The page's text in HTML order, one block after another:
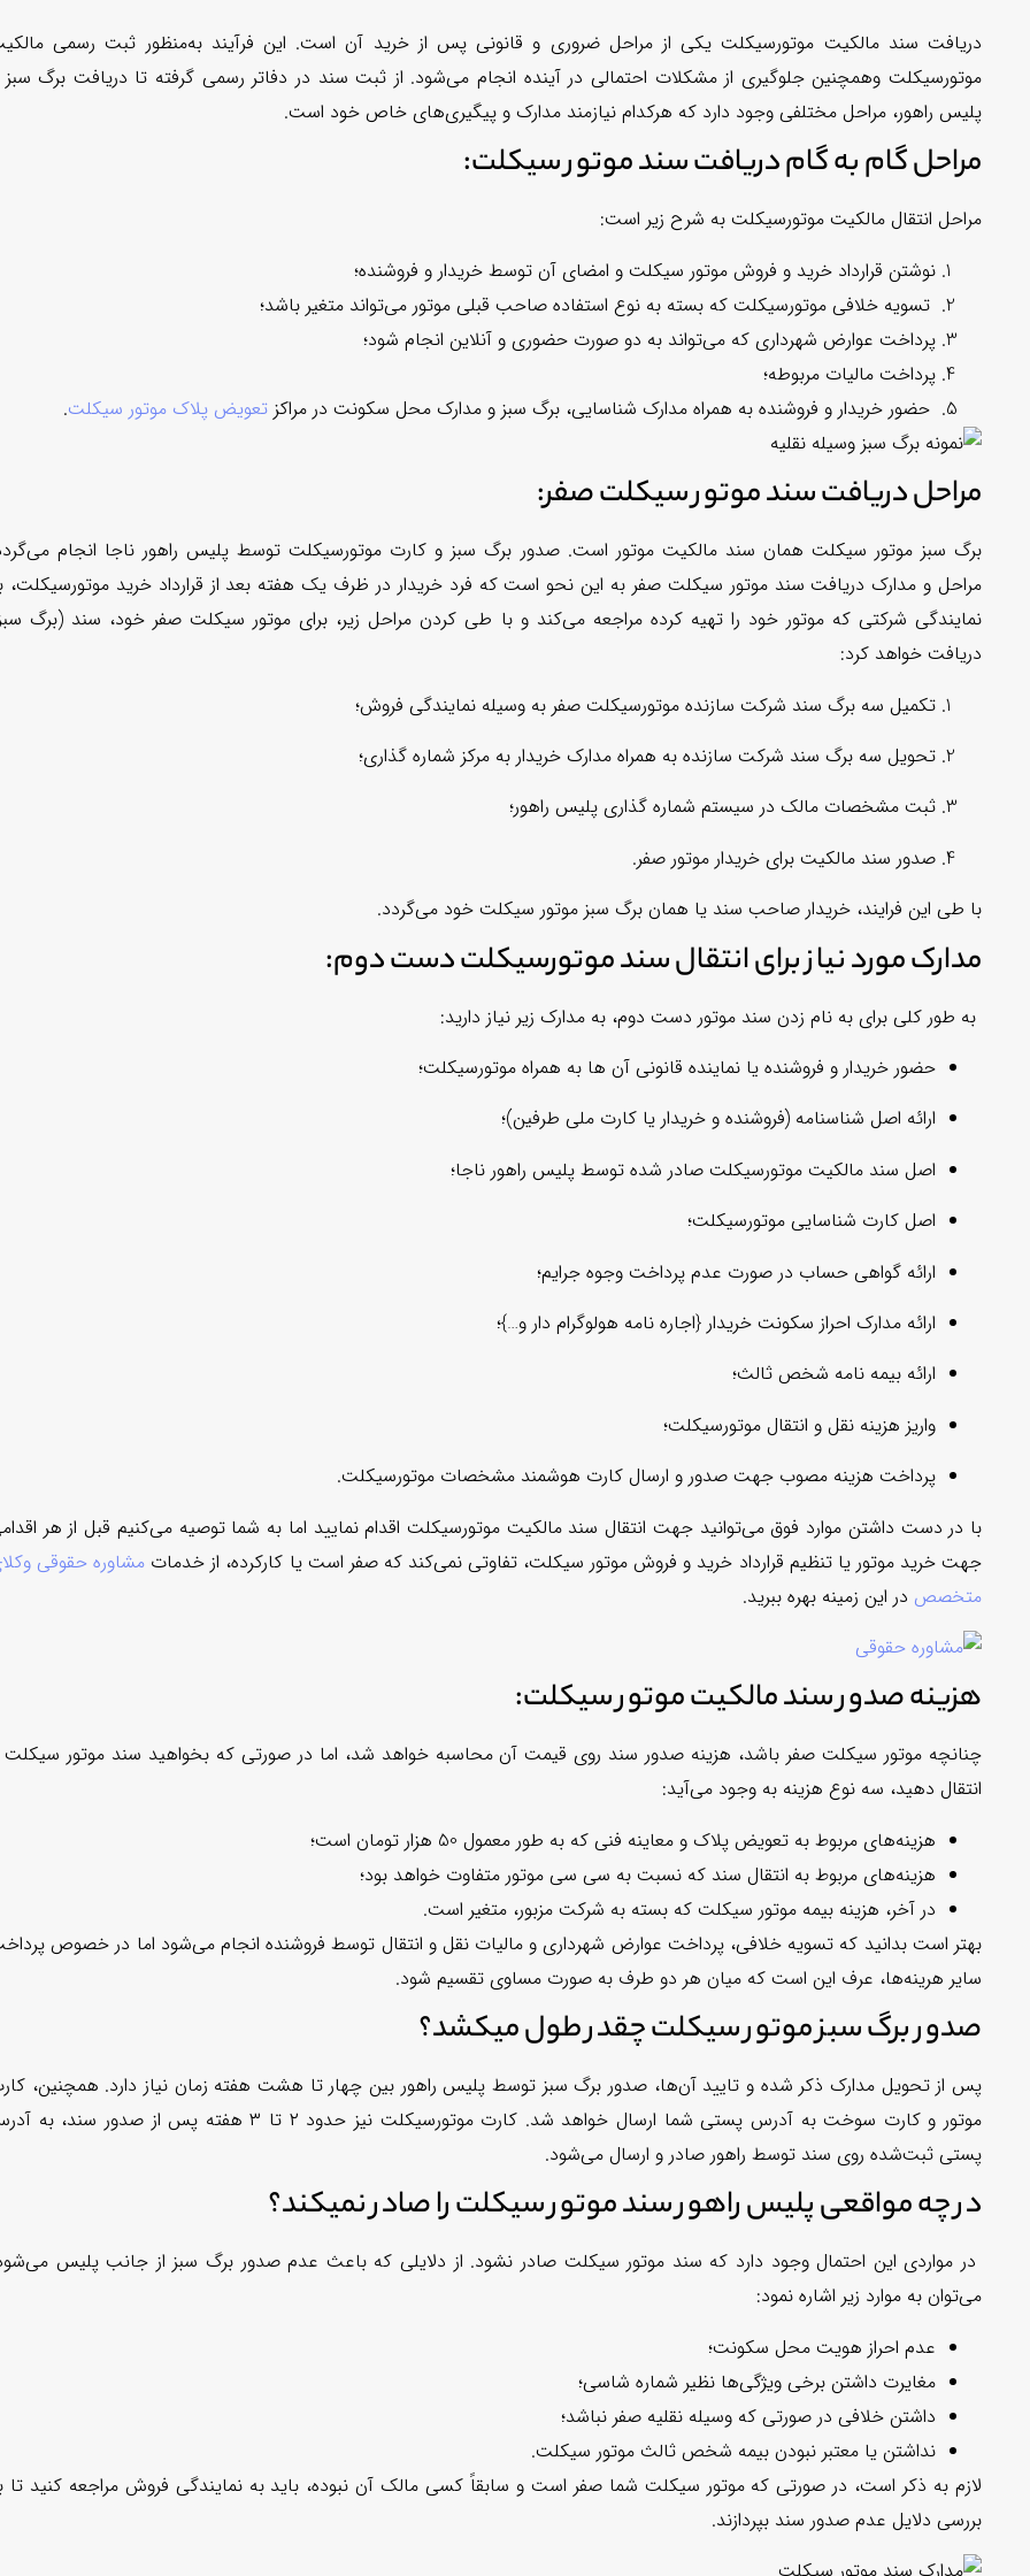
دریافت سند مالکیت موتورسیکلت یکی از مراحل ضروری و قانونی پس از خرید آن است. این فرآیند به‌منظور ثبت رسمی
موتورسیکلت وهمچنین جلوگیری از مشکلات احتمالی در آینده انجام می‌شود. از ثبت سند در دفاتر رسمی گرفته تا دریافت برگ سبز
پلیس راهور، مراحل مختلفی وجود دارد که هرکدام نیازمند مدارک و پیگیری‌های خاص خود است.
مراحل گام به گام دریافت سند موتور سیکلت:
مراحل انتقال مالکیت موتورسیکلت به شرح زیر است:
نوشتن قرارداد خرید و فروش موتور سیکلت و امضای آن توسط خریدار و فروشنده؛
تسویه خلافی موتورسیکلت که بسته به نوع استفاده صاحب قبلی موتور می‌تواند متغیر باشد؛
پرداخت عوارض شهرداری که می‌تواند به دو صورت حضوری و آنلاین انجام شود؛
پرداخت مالیات مربوطه؛
حضور خریدار و فروشنده به همراه مدارک شناسایی، برگ سبز و مدارک محل سکونت در مراکز تعویض پلاک موتور سیکلت.
مراحل دریافت سند موتور سیکلت صفر:
برگ سبز موتور سیکلت همان سند مالکیت موتور است. صدور برگ سبز و کارت موتورسیکلت توسط پلیس راهور ناجا انجام
مراحل و مدارک دریافت سند موتور سیکلت صفر به این نحو است که فرد خریدار در ظرف یک هفته بعد از قرارداد خرید موتورسیکلت،
نمایندگی شرکتی که موتور خود را تهیه کرده مراجعه می‌کند و با طی کردن مراحل زیر، برای موتور سیکلت صفر خود، سند (برگ
دریافت خواهد کرد:
تکمیل سه برگ سند شرکت سازنده موتورسیکلت صفر به وسیله نمایندگی فروش؛
تحویل سه برگ سند شرکت سازنده به همراه مدارک خریدار به مرکز شماره گذاری؛
ثبت مشخصات مالک در سیستم شماره گذاری پلیس راهور؛
صدور سند مالکیت برای خریدار موتور صفر.
با طی این فرایند، خریدار صاحب سند یا همان برگ سبز موتور سیکلت خود می‌گردد.
مدارک مورد نیاز برای انتقال سند موتورسیکلت دست دوم:
به طور کلی برای به نام زدن سند موتور دست دوم، به مدارک زیر نیاز دارید:
حضور خریدار و فروشنده یا نماینده قانونی آن ها به همراه موتورسیکلت؛
ارائه اصل شناسنامه (فروشنده و خریدار یا کارت ملی طرفین)؛
اصل سند مالکیت موتورسیکلت صادر شده توسط پلیس راهور ناجا؛
اصل کارت شناسایی موتورسیکلت؛
ارائه گواهی حساب در صورت عدم پرداخت وجوه جرایم؛
ارائه مدارک احراز سکونت خریدار {اجاره نامه هولوگرام دار و…}؛
ارائه بیمه نامه شخص ثالث؛
واریز هزینه نقل و انتقال موتورسیکلت؛
پرداخت هزینه مصوب جهت صدور و ارسال کارت هوشمند مشخصات موتورسیکلت.
با در دست داشتن موارد فوق می‌توانید جهت انتقال سند مالکیت موتورسیکلت اقدام نمایید اما به شما توصیه می‌کنیم قبل از هر
جهت خرید موتور یا تنظیم قرارداد خرید و فروش موتور سیکلت، تفاوتی نمی‌کند که صفر است یا کارکرده، از خدمات مشاوره حقوقی
متخصص در این زمینه بهره ببرید.
هزینه صدور سند مالکیت موتور سیکلت:
چنانچه موتور سیکلت صفر باشد، هزینه صدور سند روی قیمت آن محاسبه خواهد شد، اما در صورتی که بخواهید سند موتور سیکلت
انتقال دهید، سه نوع هزینه به وجود می‌آید:
هزینه‌های مربوط به تعویض پلاک و معاینه فنی که به طور معمول 50 هزار تومان است؛
هزینه‌های مربوط به انتقال سند که نسبت به سی سی موتور متفاوت خواهد بود؛
در آخر، هزینه بیمه موتور سیکلت که بسته به شرکت مزبور، متغیر است.
بهتر است بدانید که تسویه خلافی، پرداخت عوارض شهرداری و مالیات نقل و انتقال توسط فروشنده انجام می‌شود اما در خصوص
سایر هرینه‌ها، عرف این است که میان هر دو طرف به صورت مساوی تقسیم شود.
صدور برگ سبز موتور سیکلت چقدر طول میکشد؟
پس از تحویل مدارک ذکر شده و تایید آن‌ها، صدور برگ سبز توسط پلیس راهور بین چهار تا هشت هفته زمان نیاز دارد. همچنین،
موتور و کارت سوخت به آدرس پستی شما ارسال خواهد شد. کارت موتورسیکلت نیز حدود ۲ تا ۳ هفته پس از صدور سند،
پستی ثبت‌شده روی سند توسط راهور صادر و ارسال می‌شود.
در چه مواقعی پلیس راهور سند موتور سیکلت را صادر نمیکند؟
در مواردی این احتمال وجود دارد که سند موتور سیکلت صادر نشود. از دلایلی که باعث عدم صدور برگ سبز از جانب پلیس
می‌توان به موارد زیر اشاره نمود:
عدم احراز هویت محل سکونت؛
مغایرت داشتن برخی ویژگی‌ها نظیر شماره شاسی؛
داشتن خلافی در صورتی که وسیله نقلیه صفر نباشد؛
نداشتن یا معتبر نبودن بیمه شخص ثالث موتور سیکلت.
لازم به ذکر است، در صورتی که موتور سیکلت شما صفر است و سابقاً کسی مالک آن نبوده، باید به نمایندگی فروش مراجعه کنید تا
بررسی دلایل عدم صدور سند بپردازند.